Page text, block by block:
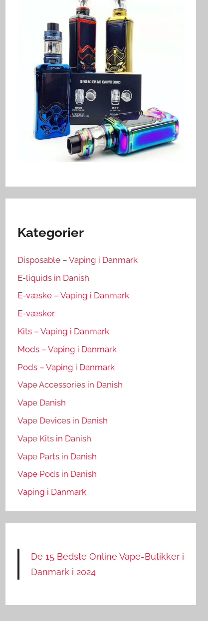
Kategorier
Disposable – Vaping i Danmark
E-liquids in Danish
E-væske – Vaping i Danmark
E-væsker
Kits – Vaping i Danmark
Mods – Vaping i Danmark
Pods – Vaping i Danmark
Vape Accessories in Danish
Vape Danish
Vape Devices in Danish
Vape Kits in Danish
Vape Parts in Danish
Vape Pods in Danish
Vaping i Danmark
De 15 Bedste Online Vape-Butikker i
Danmark i 2024